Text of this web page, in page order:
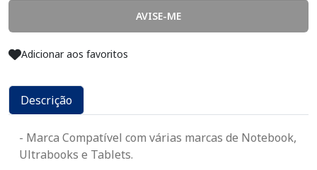
AVISE-ME
Adicionar aos favoritos
Descrição
- Marca Compatível com várias marcas de Notebook,
Ultrabooks e Tablets.